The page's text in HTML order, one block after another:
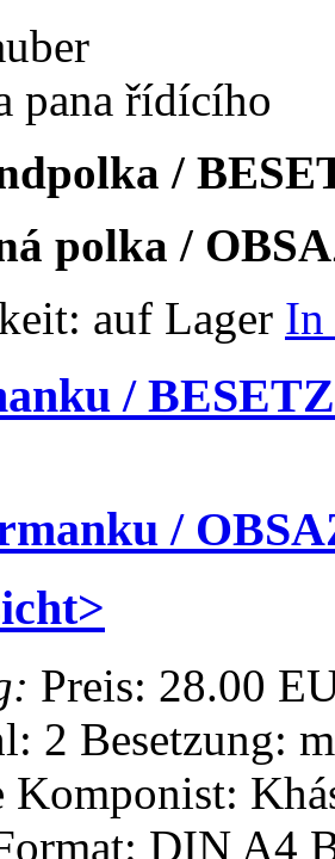
pana řídícího
/
polka /
auf Lager In
/
/
Preis: 28.00
2 Besetzung:
Komponist:
DIN A4